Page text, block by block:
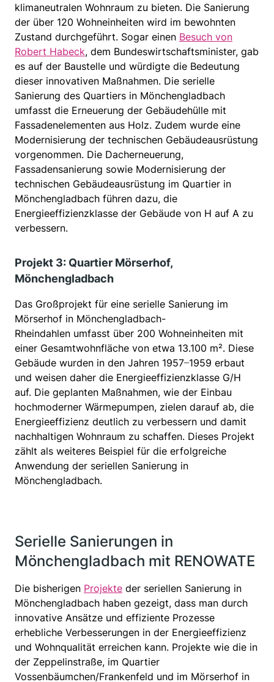
klimaneutralen Wohnraum zu bieten. Die Sanierung
der über 120 Wohneinheiten wird im bewohnten
Zustand durchgeführt. Sogar einen Besuch von
Robert Habeck, dem Bundeswirtschaftsminister, gab
es auf der Baustelle und würdigte die Bedeutung
dieser innovativen Maßnahmen. Die serielle
Sanierung des Quartiers in Mönchengladbach
umfasst die Erneuerung der Gebäudehülle mit
Fassadenelementen aus Holz. Zudem wurde eine
Modernisierung der technischen Gebäudeausrüstung
vorgenommen. Die Dacherneuerung,
Fassadensanierung sowie Modernisierung der
technischen Gebäudeausrüstung im Quartier in
Mönchengladbach führen dazu, die
Energieeffizienzklasse der Gebäude von H auf A zu
verbessern.
Projekt 3: Quartier Mörserhof,
Mönchengladbach
Das Großprojekt für eine serielle Sanierung im
Mörserhof in Mönchengladbach-
Rheindahlen umfasst über 200 Wohneinheiten mit
einer Gesamtwohnfläche von etwa 13.100 m². Diese
Gebäude wurden in den Jahren 1957–1959 erbaut
und weisen daher die Energieeffizienzklasse G/H
auf. Die geplanten Maßnahmen, wie der Einbau
hochmoderner Wärmepumpen, zielen darauf ab, die
Energieeffizienz deutlich zu verbessern und damit
nachhaltigen Wohnraum zu schaffen. Dieses Projekt
zählt als weiteres Beispiel für die erfolgreiche
Anwendung der seriellen Sanierung in
Mönchengladbach.
Serielle Sanierungen in
Mönchengladbach mit RENOWATE
Die bisherigen Projekte der seriellen Sanierung in
Mönchengladbach haben gezeigt, dass man durch
innovative Ansätze und effiziente Prozesse
erhebliche Verbesserungen in der Energieeffizienz
und Wohnqualität erreichen kann. Projekte wie die in
der Zeppelinstraße, im Quartier
Vossenbäumchen/Frankenfeld und im Mörserhof in